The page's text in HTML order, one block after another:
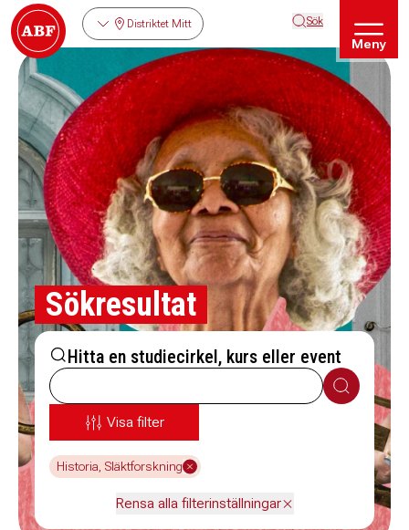
Distriktet Mitt Sök
Meny
Sökresultat
Hitta en studiecirkel, kurs eller event
Sök
Visa filter
Historia, Släktforskning
Rensa alla filterinställningar